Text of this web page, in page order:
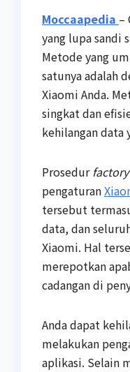
Moccaapedia –
yang lupa sandi
Metode yang
satunya adalah
Xiaomi Anda.
singkat dan
kehilangan data
Prosedur
pengaturan
tersebut
data, dan
Xiaomi. Hal
merepotkan
cadangan di
Anda dapat
melakukan
aplikasi. Selain